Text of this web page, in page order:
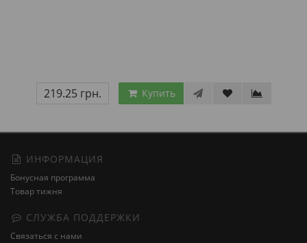
219.25 грн. Купить
ИНФОРМАЦИЯ
Бонусная программа
Товар тижня
СЛУЖБА ПОДДЕРЖКИ
Связаться с нами